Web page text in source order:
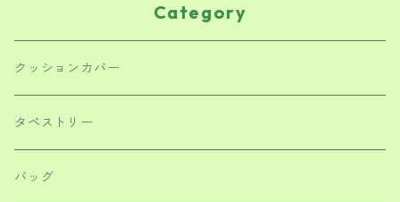
Category
クッションカバー
タペストリー
バッグ